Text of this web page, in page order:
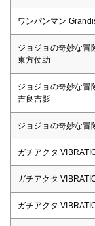
ワンパンマン
ジョジョの奇妙な冒
東方仗助
ジョジョの奇妙な冒
吉良吉影
ジョジョの奇妙な冒
ガチアクタ
ガチアクタ
ガチアクタ